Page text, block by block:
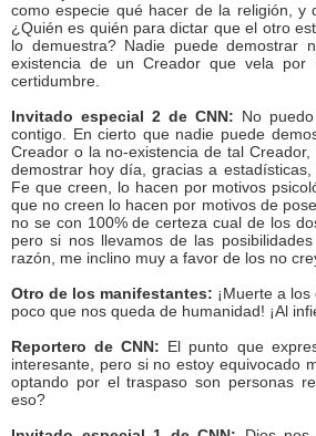
como especie qué hacer de la religión, y
¿Quién es quién para dictar que el otro
lo demuestra? Nadie puede demostrar
existencia de un Creador que vela por
certidumbre.
Invitado especial 2 de CNN: No
contigo. En cierto que nadie puede
Creador o la no-existencia de tal
demostrar hoy día, gracias a
Fe que creen, lo hacen por motivos
que no creen lo hacen por motivos de
no se con 100% de certeza cual de los
pero si nos llevamos de las
razón, me inclino muy a favor de los no
Otro de los manifestantes: ¡Muerte a
poco que nos queda de humanidad! ¡Al
Reportero de CNN: El punto que
interesante, pero si no estoy equivocado
optando por el traspaso son personas
eso?